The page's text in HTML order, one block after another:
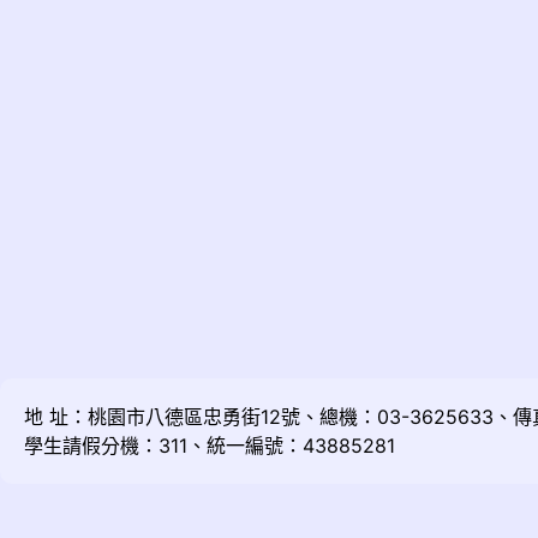
地 址：桃園市八德區忠勇街12號、總機：03-3625633、
學生請假分機：311、統一編號：43885281